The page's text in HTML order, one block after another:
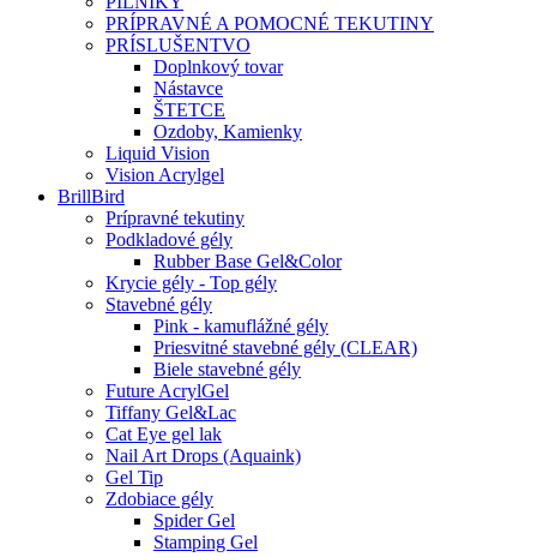
PRÍPRAVNÉ A POMOCNÉ TEKUTINY
PRÍSLUŠENTVO
Doplnkový tovar
Nástavce
ŠTETCE
Ozdoby, Kamienky
Liquid Vision
Vision Acrylgel
BrillBird
Prípravné tekutiny
Podkladové gély
Rubber Base Gel&Color
Krycie gély - Top gély
Stavebné gély
Pink - kamuflážné gély
Priesvitné stavebné gély (CLEAR)
Biele stavebné gély
Future AcrylGel
Tiffany Gel&Lac
Cat Eye gel lak
Nail Art Drops (Aquaink)
Gel Tip
Zdobiace gély
Spider Gel
Stamping Gel